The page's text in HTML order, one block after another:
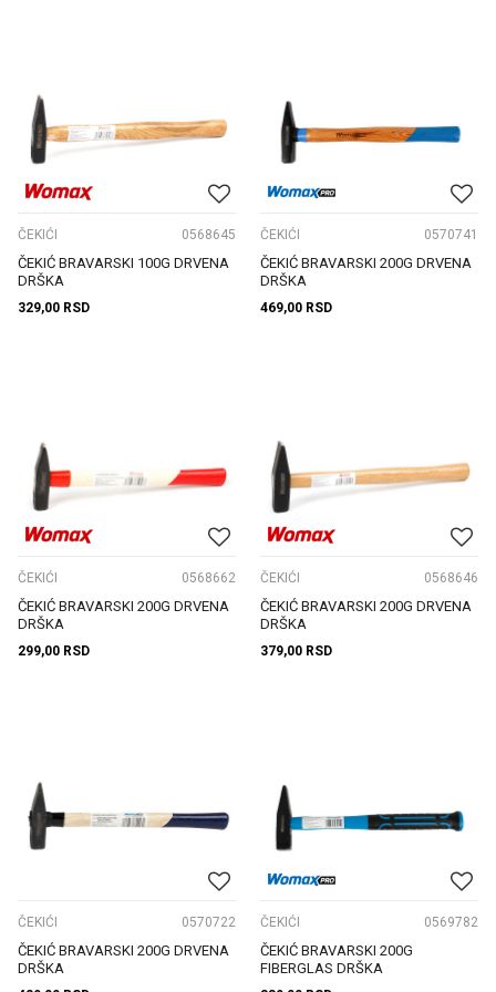
ČEKIĆI 0568645
ČEKIĆ BRAVARSKI 100G DRVENA
DRŠKA
329,00 RSD
ČEKIĆI 0570741
ČEKIĆ BRAVARSKI 200G DRVENA
DRŠKA
469,00 RSD
ČEKIĆI 0568662
ČEKIĆ BRAVARSKI 200G DRVENA
DRŠKA
299,00 RSD
ČEKIĆI 0568646
ČEKIĆ BRAVARSKI 200G DRVENA
DRŠKA
379,00 RSD
ČEKIĆI 0570722
ČEKIĆ BRAVARSKI 200G DRVENA
DRŠKA
ČEKIĆI 0569782
ČEKIĆ BRAVARSKI 200G
FIBERGLAS DRŠKA